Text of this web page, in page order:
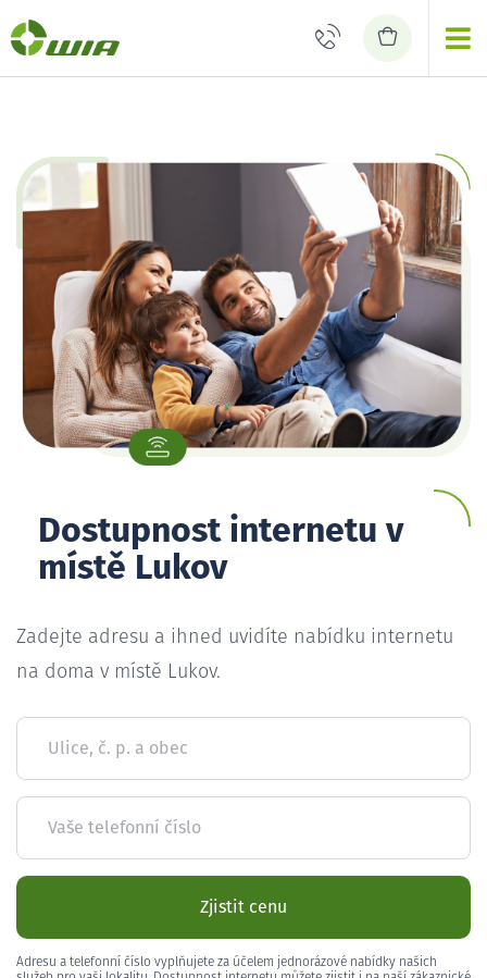
Dostupnost internetu v
místě Lukov
Zadejte adresu a ihned uvidíte nabídku internetu
na doma v místě Lukov.
Ulice, č. p. a obec
Vaše telefonní číslo
Zjistit cenu
Adresu a telefonní číslo vyplňujete za účelem jednorázové nabídky našich